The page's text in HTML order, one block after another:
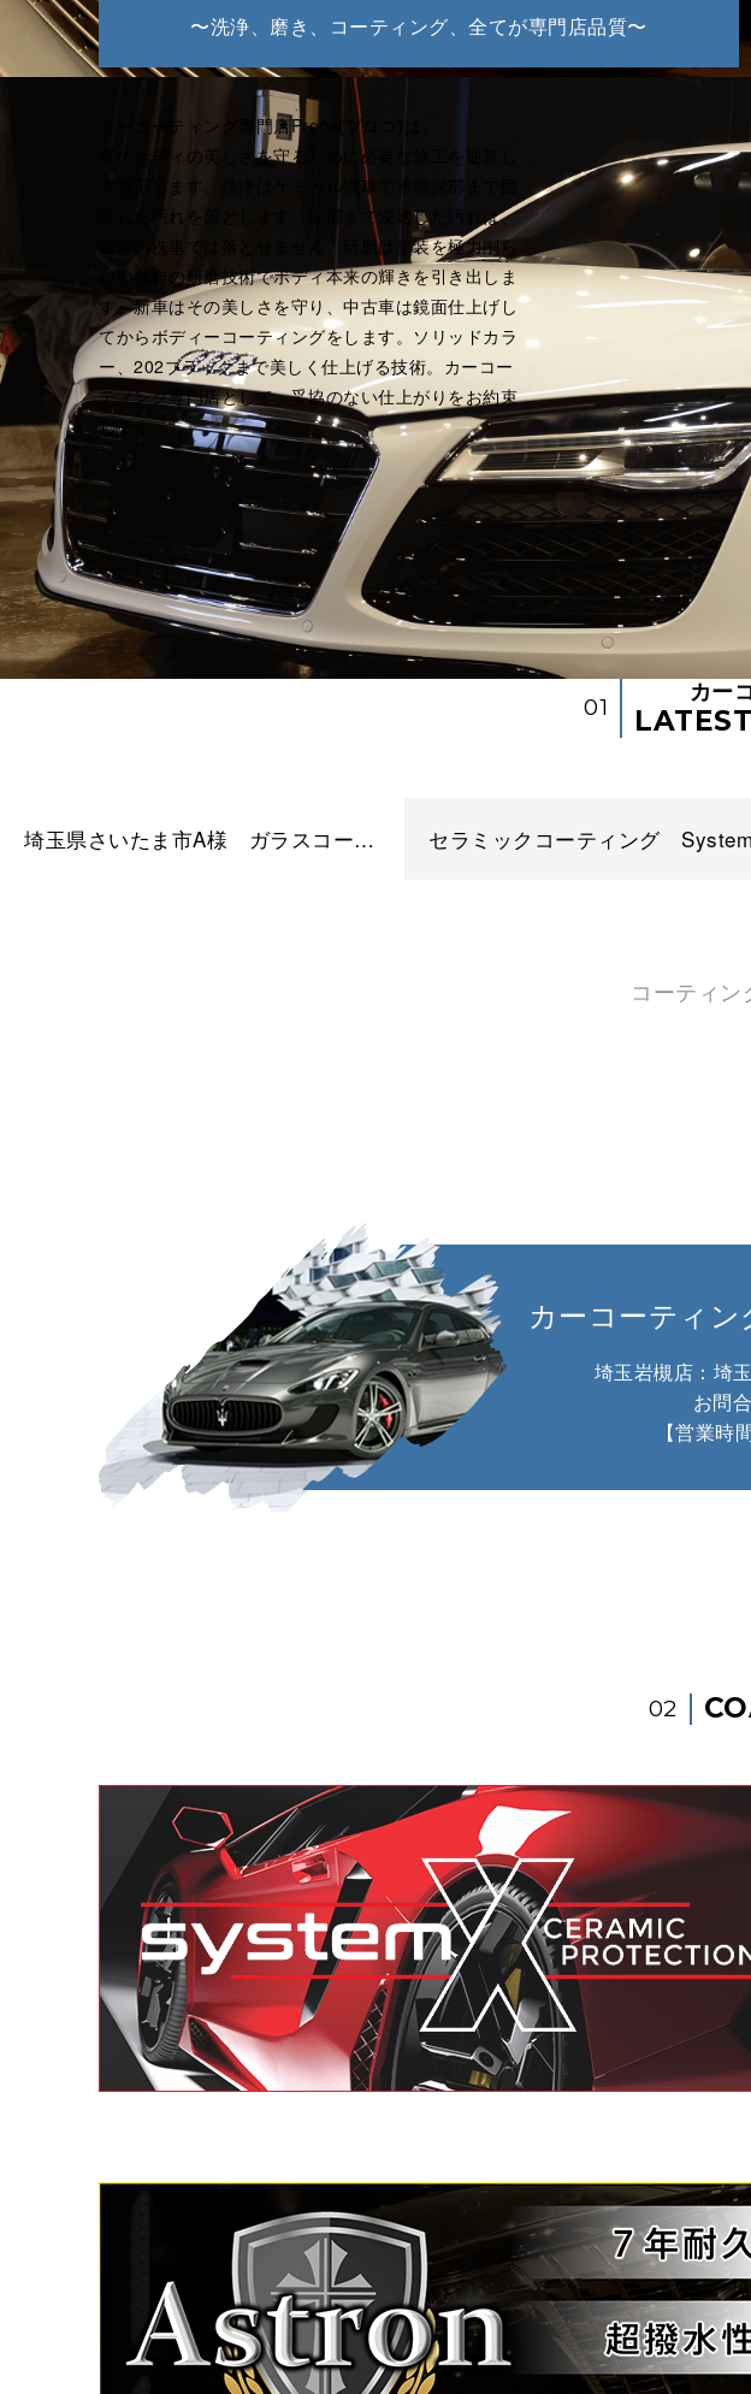
〜洗浄、磨き、コーティング、全てが専門店品質〜
カーコーティング専門店Proco(プロコ)は、
車のボディの美しさを守るために必要な施工を逆算し
て施工します。洗浄はケミカル洗車で塗装深部まで固
着した汚れを落とします。深部まで浸透した汚れは、
通常の洗車では落とせません。研磨は塗装を極力削ら
ない独自の研磨技術でボディ本来の輝きを引き出しま
す。新車はその美しさを守り、中古車は鏡面仕上げし
てからボディーコーティングをします。ソリッドカラ
ー、202ブラックまで美しく仕上げる技術。カーコー
ティング専門店として、妥協のない仕上がりをお約束
します。
01
カー
埼玉県さいたま市A様 ガラスコーティング フェラーリ スカリエッティ カーコーティング
コーティ
カーコーティ
埼玉岩槻店： 埼
お問
【営業
02